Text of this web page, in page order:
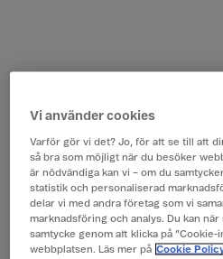
Vi använder cookies
Varför gör vi det? Jo, för att se till att
så bra som möjligt när du besöker
är nödvändiga kan vi – om du
statistik och personaliserad
delar vi med andra företag som vi
marknadsföring och analys. Du kan
samtycke genom att klicka på
webbplatsen. Läs mer på Cookie